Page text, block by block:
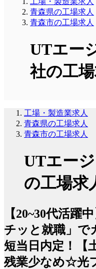
青森県の工場求人
青森市の工場求人
UTエー
社の工
工場・製造業求人
青森県の工場求人
青森市の工場求人
UTエー
の工場求
【20~30代活躍
チッと就職」
短当日内定！【
残業少なめ☆光